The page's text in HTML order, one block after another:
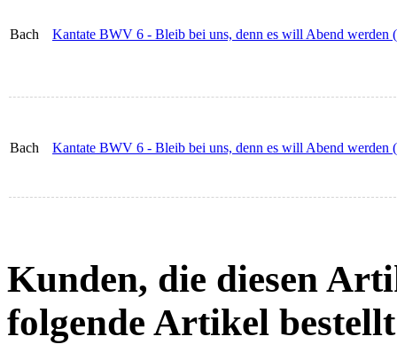
Bach Kantate BWV 6 - Bleib bei uns, denn es will Abend werden
Bach Kantate BWV 6 - Bleib bei uns, denn es will Abend werden
Kunden, die diesen
folgende Artikel